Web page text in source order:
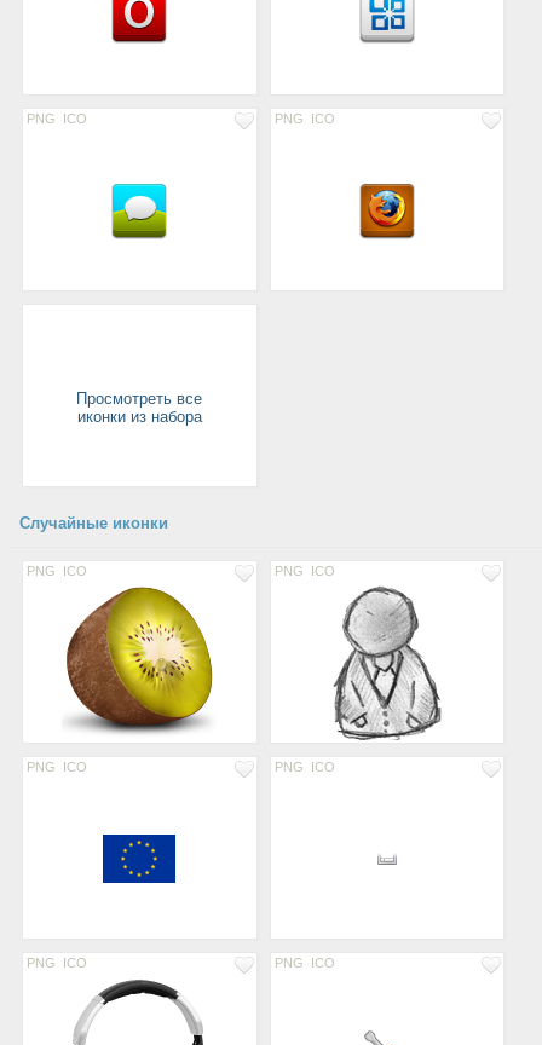
PNG ICO PNG ICO
Просмотреть все
иконки из набора
Случайные иконки
PNG ICO PNG ICO
PNG ICO PNG ICO
PNG ICO PNG ICO